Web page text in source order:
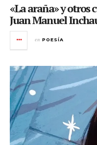
«La araña» y otros
Juan Manuel
en POESÍA